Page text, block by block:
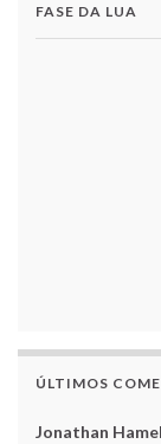
FASE DA LUA
ÚLTIMOS
Jonathan